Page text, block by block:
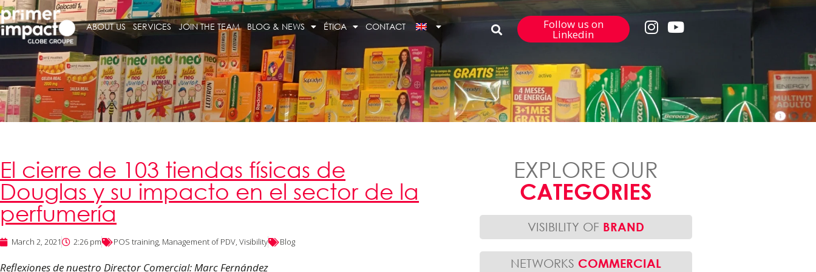
ABOUT US SERVICES JOIN THE TEAM BLOG & NEWS ÉTICA CONTACT Follow us on
Linkedin
El cierre de 103 tiendas físicas de
Douglas y su impacto en el sector de la
perfumería
March 2, 2021 2:26 pm POS training, Management of PDV, Visibility Blog
Reflexiones de nuestro Director Comercial: Marc Fernández
EXPLORE OUR
CATEGORIES
VISIBILITY OF BRAND
NETWORKS COMMERCIAL